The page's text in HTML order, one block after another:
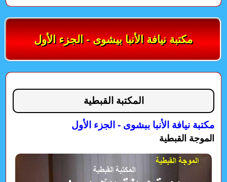
مكتبة نيافة الأنبا بيشوى - الجزء الأول
المكتبة القبطية
مكتبة نيافة الأنبا ببشوى - الجزء الأول
الموجة القبطية